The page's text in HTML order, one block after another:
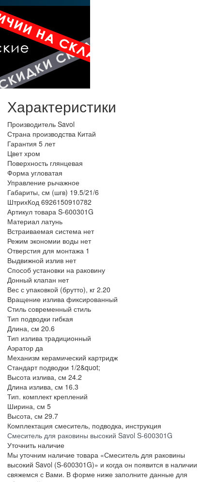
Характеристики
Производитель Savol
Страна производства Китай
Гарантия 5 лет
Цвет хром
Поверхность глянцевая
Форма угловатая
Управление рычажное
Габариты, см (шгв) 19.5/21/6
ШтрихКод 6926150910782
Артикул товара S-600301G
Материал латунь
Встраиваемая система нет
Режим экономии воды нет
Отверстия для монтажа 1
Выдвижной излив нет
Способ установки на раковину
Донный клапан нет
Вес с упаковкой (брутто), кг 2.20
Вращение излива фиксированный
Стиль современный стиль
Тип подводки гибкая
Длина, см 20.6
Тип излива традиционный
Аэратор да
Механизм керамический картридж
Стандарт подводки 1/2&quot;
Высота излива, см 24.2
Длина излива, см 16.3
Тип. комплект креплений
Ширина, см 5
Высота, см 29.7
Комплектация смеситель, подводка, инструкция
Смеситель для раковины высокий Savol S-600301G
Уточнить наличие
Мы уточним наличие товара «Смеситель для раковины
высокий Savol (S-600301G)» и когда он появится в наличии
свяжемся с Вами. В форме ниже заполните данные для